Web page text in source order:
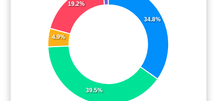
34.8%
39.5%
4.9%
19.2%